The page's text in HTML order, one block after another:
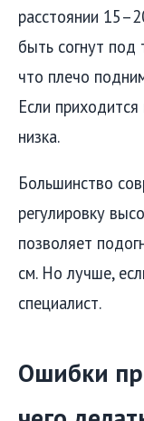
расстоянии
быть согнут под
что плечо
Если
низка.
Большинство
регулировку
позволяет
см. Но лучше,
специалист.
Ошибки